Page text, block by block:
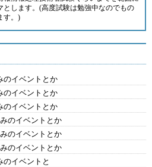
とします。(高度試験は勉強中なのでもの
す。)
のイベントとか
のイベントとか
のイベントとか
のイベントとか
のイベントとか
のイベントとか
のイベントと